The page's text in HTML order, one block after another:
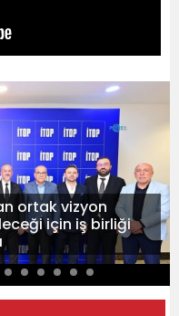
ortak vizyon
için iş birliği